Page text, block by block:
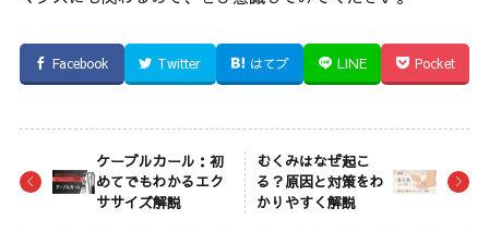
Facebook Twitter はてブ LINE Pocket
ケーブルカール：初
めてでもわかるエク
ササイズ解説
むくみはなぜ起こ
る？原因と対策をわ
かりやすく解説